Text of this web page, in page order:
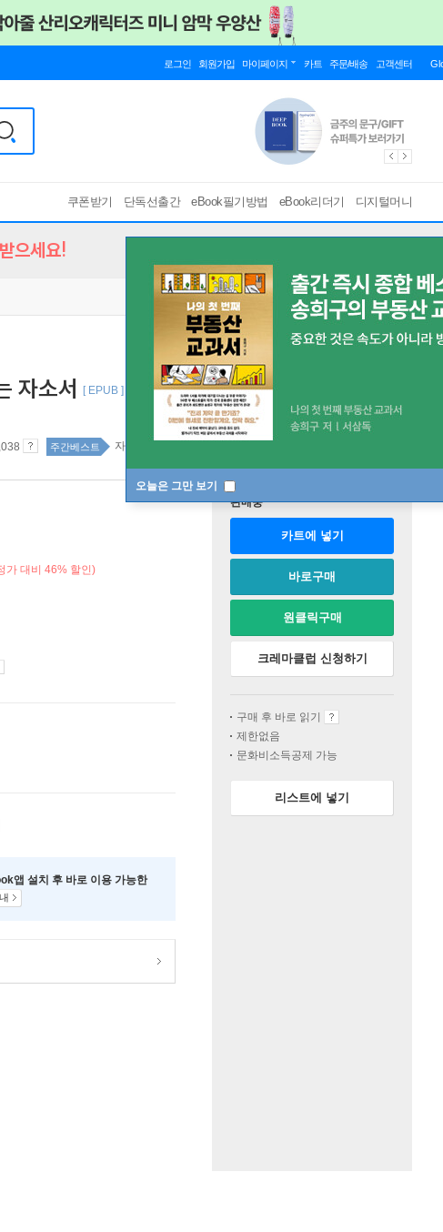
로그인 회원가입 마이페이지 카트 주문/배송 고객센터
쿠폰받기 단독선출간 eBook필기방법 eBook리더기 디지털머니
오늘은 그만 보기
으세요!
자소서 [ EPUB ]
주간베스트 자기계발 187위
가 대비 46% 할인)
앱 설치 후 바로 이용 가능한
판매중
카트에 넣기
바로구매
원클릭구매
크레마클럽 신청하기
구매 후 바로 읽기
제한없음
문화비소득공제 가능
리스트에 넣기